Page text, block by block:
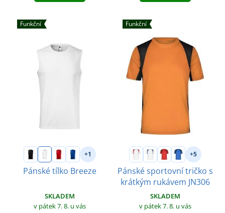
Funkční
+1
Pánské tílko Breeze
SKLADEM
v pátek 7. 8. u vás
Funkční
+5
Pánské sportovní tričko s
krátkým rukávem JN306
SKLADEM
v pátek 7. 8. u vás